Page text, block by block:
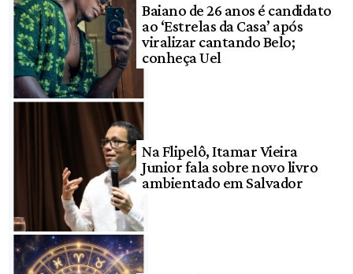
Baiano de 26 anos é candidato
ao ‘Estrelas da Casa’ após
viralizar cantando Belo;
conheça Uel
Na Flipelô, Itamar Vieira
Junior fala sobre novo livro
ambientado em Salvador